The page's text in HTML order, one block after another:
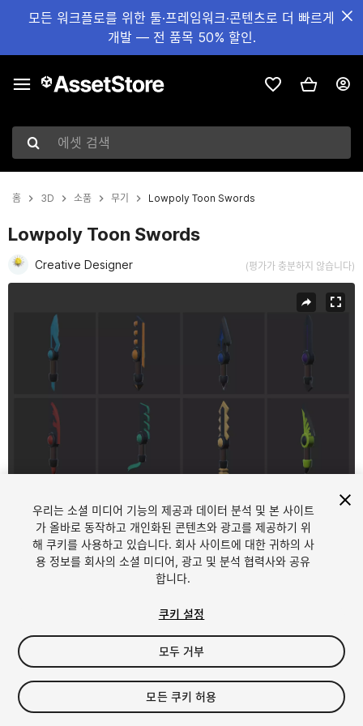
모든 워크플로를 위한 툴·프레임워크·콘텐츠로 더 빠르게
개발 — 전 품목 50% 할인.
에셋 검색
홈 3D 소품 무기 Lowpoly Toon Swords
Lowpoly Toon Swords
Creative Designer (평가가 충분하지 않습니다)
FREE
내 에셋에 추가하기
우리는 소셜 미디어 기능의 제공과 데이터 분석 및 본 사이트
가 올바로 동작하고 개인화된 콘텐츠와 광고를 제공하기 위
해 쿠키를 사용하고 있습니다. 회사 사이트에 대한 귀하의 사
용 정보를 회사의 소셜 미디어, 광고 및 분석 협력사와 공유
합니다.
쿠키 설정
모두 거부
모든 쿠키 허용